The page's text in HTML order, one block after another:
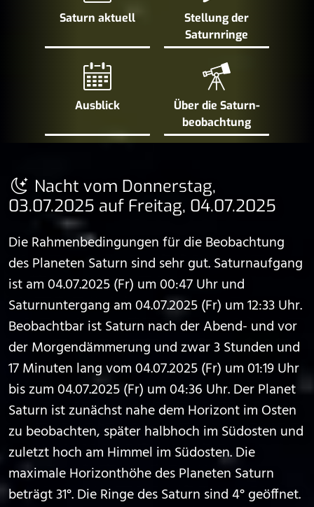
Saturn aktuell
Stellung der
Saturn­ringe
Ausblick
Über die Saturn­
beobachtung
Nacht vom Donnerstag,
03.07.2025 auf Freitag, 04.07.2025
Die Rahmenbedingungen für die Beobachtung
des Planeten Saturn sind sehr gut. Saturnaufgang
ist am 04.07.2025 (Fr) um 00:47 Uhr und
Saturnuntergang am 04.07.2025 (Fr) um 12:33 Uhr.
Beobachtbar ist Saturn nach der Abend- und vor
der Morgendämmerung und zwar 3 Stunden und
17 Minuten lang vom 04.07.2025 (Fr) um 01:19 Uhr
bis zum 04.07.2025 (Fr) um 04:36 Uhr. Der Planet
Saturn ist zunächst nahe dem Horizont im Osten
zu beobachten, später halbhoch im Südosten und
zuletzt hoch am Himmel im Südosten. Die
maximale Horizonthöhe des Planeten Saturn
beträgt 31°. Die Ringe des Saturn sind 4° geöffnet.